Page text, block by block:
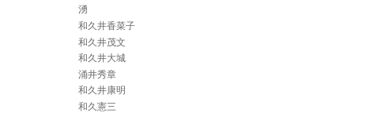
湧
和久井香菜子
和久井茂文
和久井大城
涌井秀章
和久井康明
和久憲三